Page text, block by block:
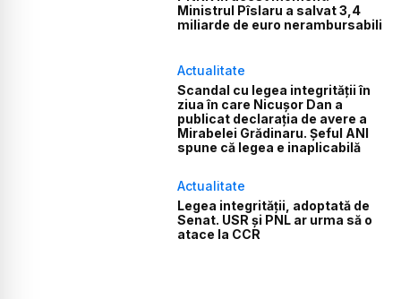
Ministrul Pîslaru a salvat 3,4
miliarde de euro nerambursabili
Actualitate
Scandal cu legea integrității în
ziua în care Nicușor Dan a
publicat declarația de avere a
Mirabelei Grădinaru. Șeful ANI
spune că legea e inaplicabilă
Actualitate
Legea integrității, adoptată de
Senat. USR și PNL ar urma să o
atace la CCR